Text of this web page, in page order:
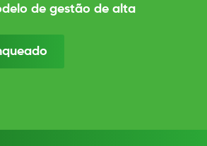
de gestão de alta